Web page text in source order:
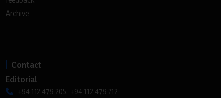
Archive
Contact
Editorial
+94 112 479 205, +94 112 479 212